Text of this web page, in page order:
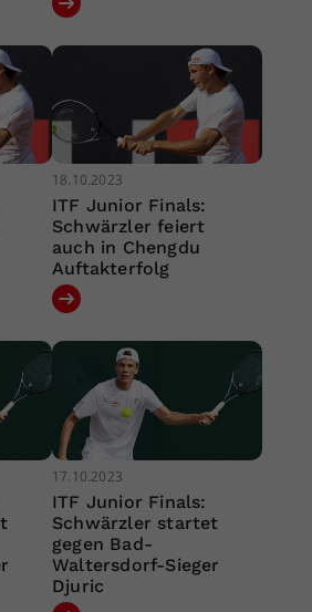
18.10.2023
ITF Junior Finals:
Schwärzler feiert
auch in Chengdu
Auftakterfolg
17.10.2023
ITF Junior Finals:
Schwärzler startet
gegen Bad-
Waltersdorf-Sieger
Djuric